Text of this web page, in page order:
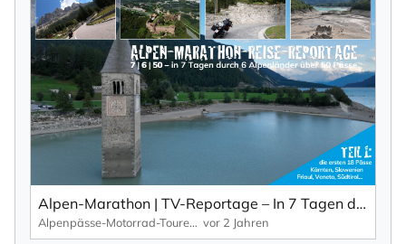
Alpen-Marathon | TV-Reportage – In 7 Tagen durch 6 Länder über 50 Pässe (Teil 1)
Alpenpässe-Motorrad-Touren: Alpen-Marathon, die TV-Reportagen vor 2 Jahren